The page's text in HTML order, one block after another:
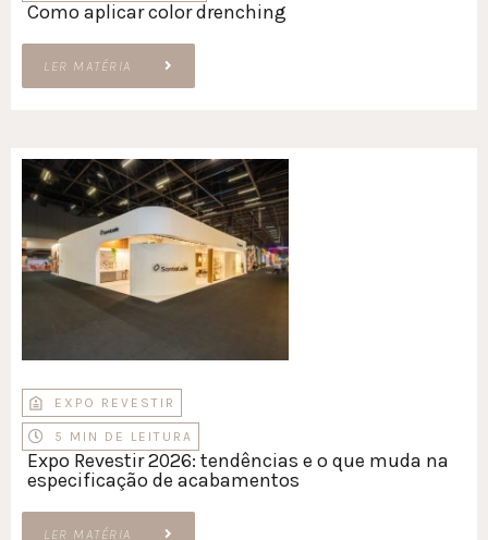
Como aplicar color drenching
LER MATÉRIA
EXPO REVESTIR
5 MIN DE LEITURA
Expo Revestir 2026: tendências e o que muda na
especificação de acabamentos
LER MATÉRIA